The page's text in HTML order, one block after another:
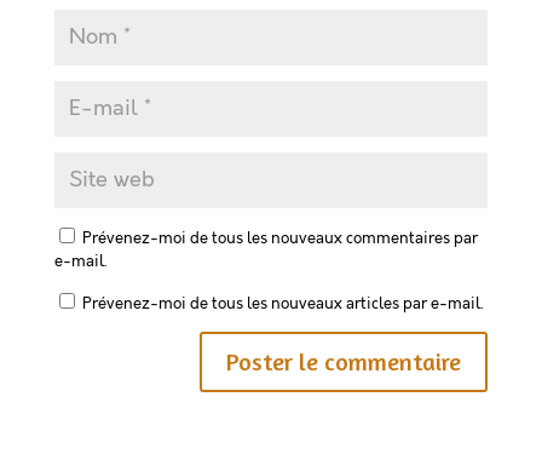
Prévenez-moi de tous les nouveaux commentaires par
e-mail.
Prévenez-moi de tous les nouveaux articles par e-mail.